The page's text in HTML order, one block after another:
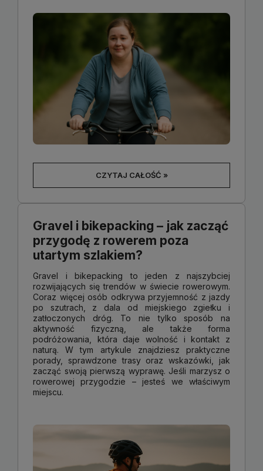
CZYTAJ CAŁOŚĆ »
Gravel i bikepacking – jak zacząć
przygodę z rowerem poza
utartym szlakiem?
Gravel i bikepacking to jeden z najszybciej
rozwijających się trendów w świecie rowerowym.
Coraz więcej osób odkrywa przyjemność z jazdy
po szutrach, z dala od miejskiego zgiełku i
zatłoczonych dróg. To nie tylko sposób na
aktywność fizyczną, ale także forma
podróżowania, która daje wolność i kontakt z
naturą. W tym artykule znajdziesz praktyczne
porady, sprawdzone trasy oraz wskazówki, jak
zacząć swoją pierwszą wyprawę. Jeśli marzysz o
rowerowej przygodzie – jesteś we właściwym
miejscu.